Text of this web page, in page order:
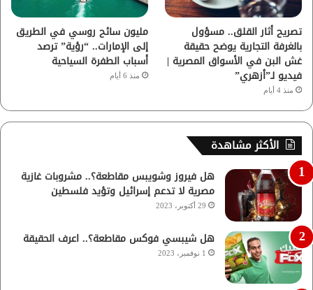
تصريح أثار القلق.. مسؤول
بالغرفة التجارية يوضح حقيقة
غش البن في الأسواق المصرية |
فيديو لـ”أزهري”
منذ 4 أيام
مليون سائح روسي في الطريق
إلى الإمارات.. “رؤية” ترصد
أسباب الطفرة السياحية
منذ 6 أيام
الأكثر مشاهدة
هل فيروز وشويبس مقاطعة؟.. مشروبات غازية
مصرية لا تدعم إسرائيل وتؤيد فلسطين
29 أكتوبر، 2023
هل شيبسي فوكس مقاطعة؟.. اعرف الحقيقة
1 نوفمبر، 2023